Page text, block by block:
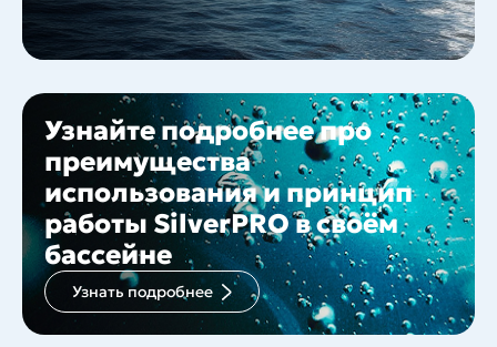
Узнайте подробнее про
преимущества
использования и принцип
работы SilverPRO в своём
бассейне
Узнать подробнее